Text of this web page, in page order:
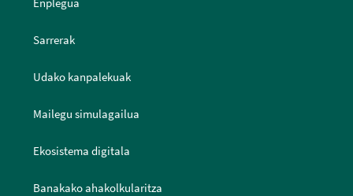
Enplegua
Sarrerak
Udako kanpalekuak
Mailegu simulagailua
Ekosistema digitala
Banakako ahakolkularitza